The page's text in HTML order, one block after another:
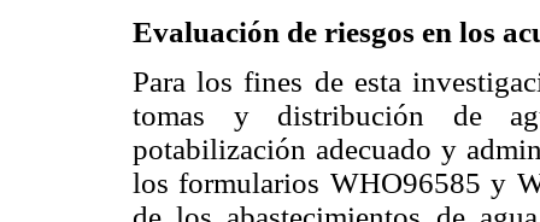
Evaluación de riesgos en los
Para los fines de esta
tomas y distribución de
potabilización adecuado y
los formularios WHO96585 y